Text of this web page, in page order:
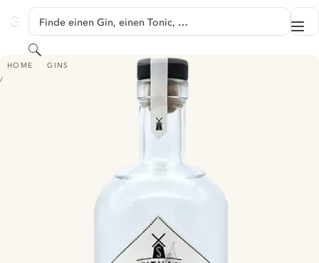
GINVENTORY
Finde einen Gin, einen Tonic, …
Suchen
HOME GINS
LYTHAM GIN - ZESTY ORANGE GIN